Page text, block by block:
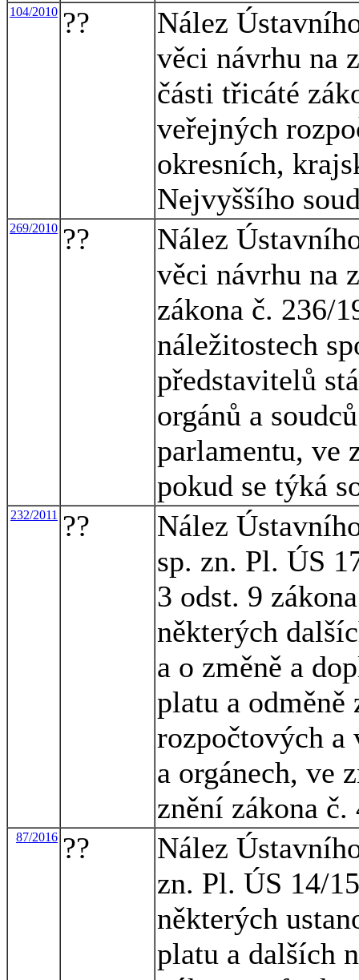
104/2010 ??
Nález
věci návrhu na
části třicáté
veřejných
okresních,
Nejvyššího
269/2010 ??
Nález
věci návrhu na
zákona č. 236/
náležitostech
představitelů
orgánů a
parlamentu, ve
pokud se týká
232/2011 ??
Nález
sp. zn. Pl. ÚS
3 odst. 9
některých
a o změně a
platu a
rozpočtových a
a orgánech, ve
znění zákona č.
87/2016 ??
Nález
zn. Pl. ÚS 14/
některých
platu a dalších